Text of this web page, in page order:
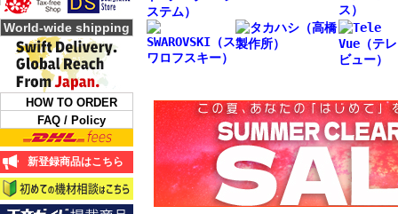
World-wide shipping
HOW TO ORDER
FAQ / Policy
新登録商品はこちら